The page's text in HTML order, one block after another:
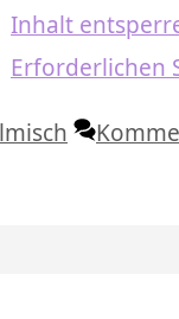
Inhalt
Erforderlichen